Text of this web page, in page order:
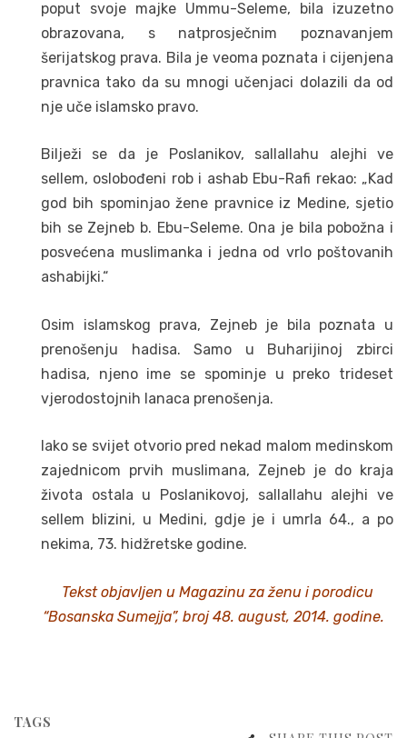
poput svoje majke Ummu-Seleme, bila izuzetno
obrazovana, s natprosječnim poznavanjem
šerijatskog prava. Bila je veoma poznata i cijenjena
pravnica tako da su mnogi učenjaci dolazili da od
nje uče islamsko pravo.
Bilježi se da je Poslanikov, sallallahu alejhi ve
sellem, oslobođeni rob i ashab Ebu-Rafi rekao: „Kad
god bih spominjao žene pravnice iz Medine, sjetio
bih se Zejneb b. Ebu-Seleme. Ona je bila pobožna i
posvećena muslimanka i jedna od vrlo poštovanih
ashabijki.“
Osim islamskog prava, Zejneb je bila poznata u
prenošenju hadisa. Samo u Buharijinoj zbirci
hadisa, njeno ime se spominje u preko trideset
vjerodostojnih lanaca prenošenja.
Iako se svijet otvorio pred nekad malom medinskom
zajednicom prvih muslimana, Zejneb je do kraja
života ostala u Poslanikovoj, sallallahu alejhi ve
sellem blizini, u Medini, gdje je i umrla 64., a po
nekima, 73. hidžretske godine.
Tekst objavljen u Magazinu za ženu i porodicu
“Bosanska Sumejja”, broj 48. august, 2014. godine.
TAGS